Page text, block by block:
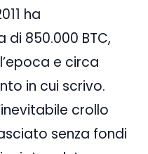
ha
850.000 BTC,
e circa
in cui scrivo.
crollo
senza fondi